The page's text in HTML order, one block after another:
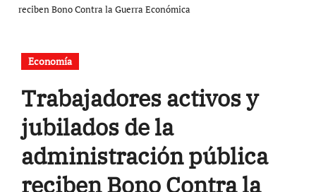
reciben Bono Contra la Guerra Económica
Economía
Trabajadores activos y
jubilados de la
administración pública
reciben Bono Contra la